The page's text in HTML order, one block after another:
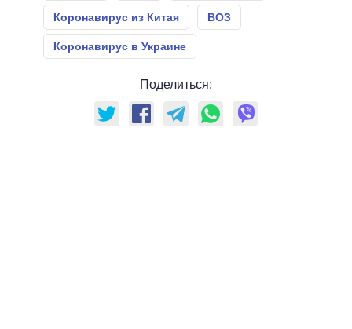
Коронавирус из Китая ВОЗ
Коронавирус в Украине
Поделиться: